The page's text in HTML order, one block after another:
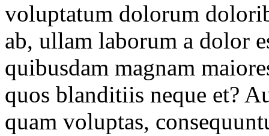
voluptatum dolorum
ab, ullam laborum a dolor
quibusdam magnam
quos blanditiis neque et?
quam voluptas,